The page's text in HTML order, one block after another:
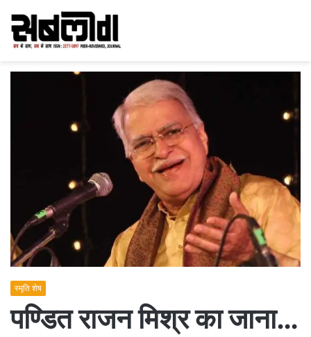
स्मृति शेष
पण्डित राजन मिश्र का जाना…